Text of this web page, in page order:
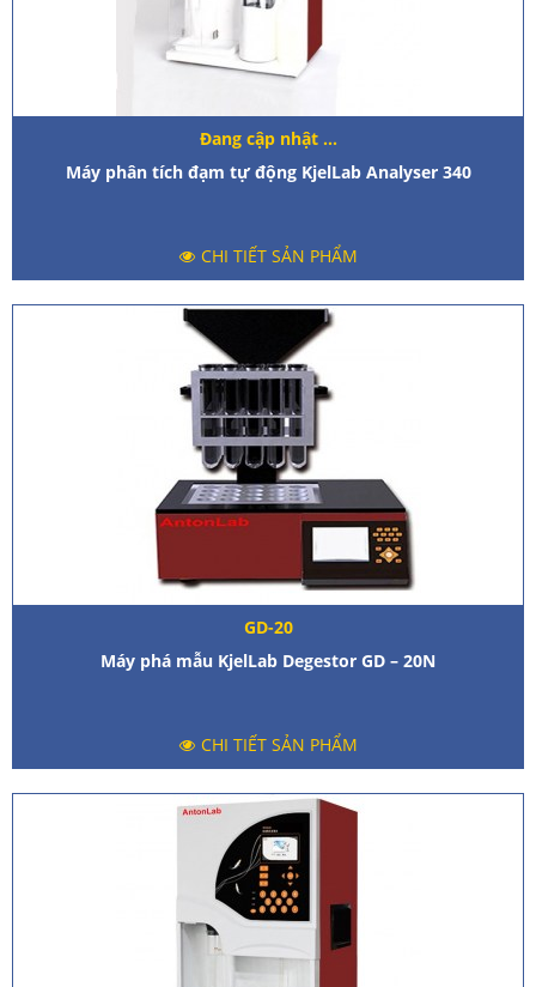
Đang cập nhật ...
Máy phân tích đạm tự động KjelLab Analyser 340
CHI TIẾT SẢN PHẨM
GD-20
Máy phá mẫu KjelLab Degestor GD – 20N
CHI TIẾT SẢN PHẨM